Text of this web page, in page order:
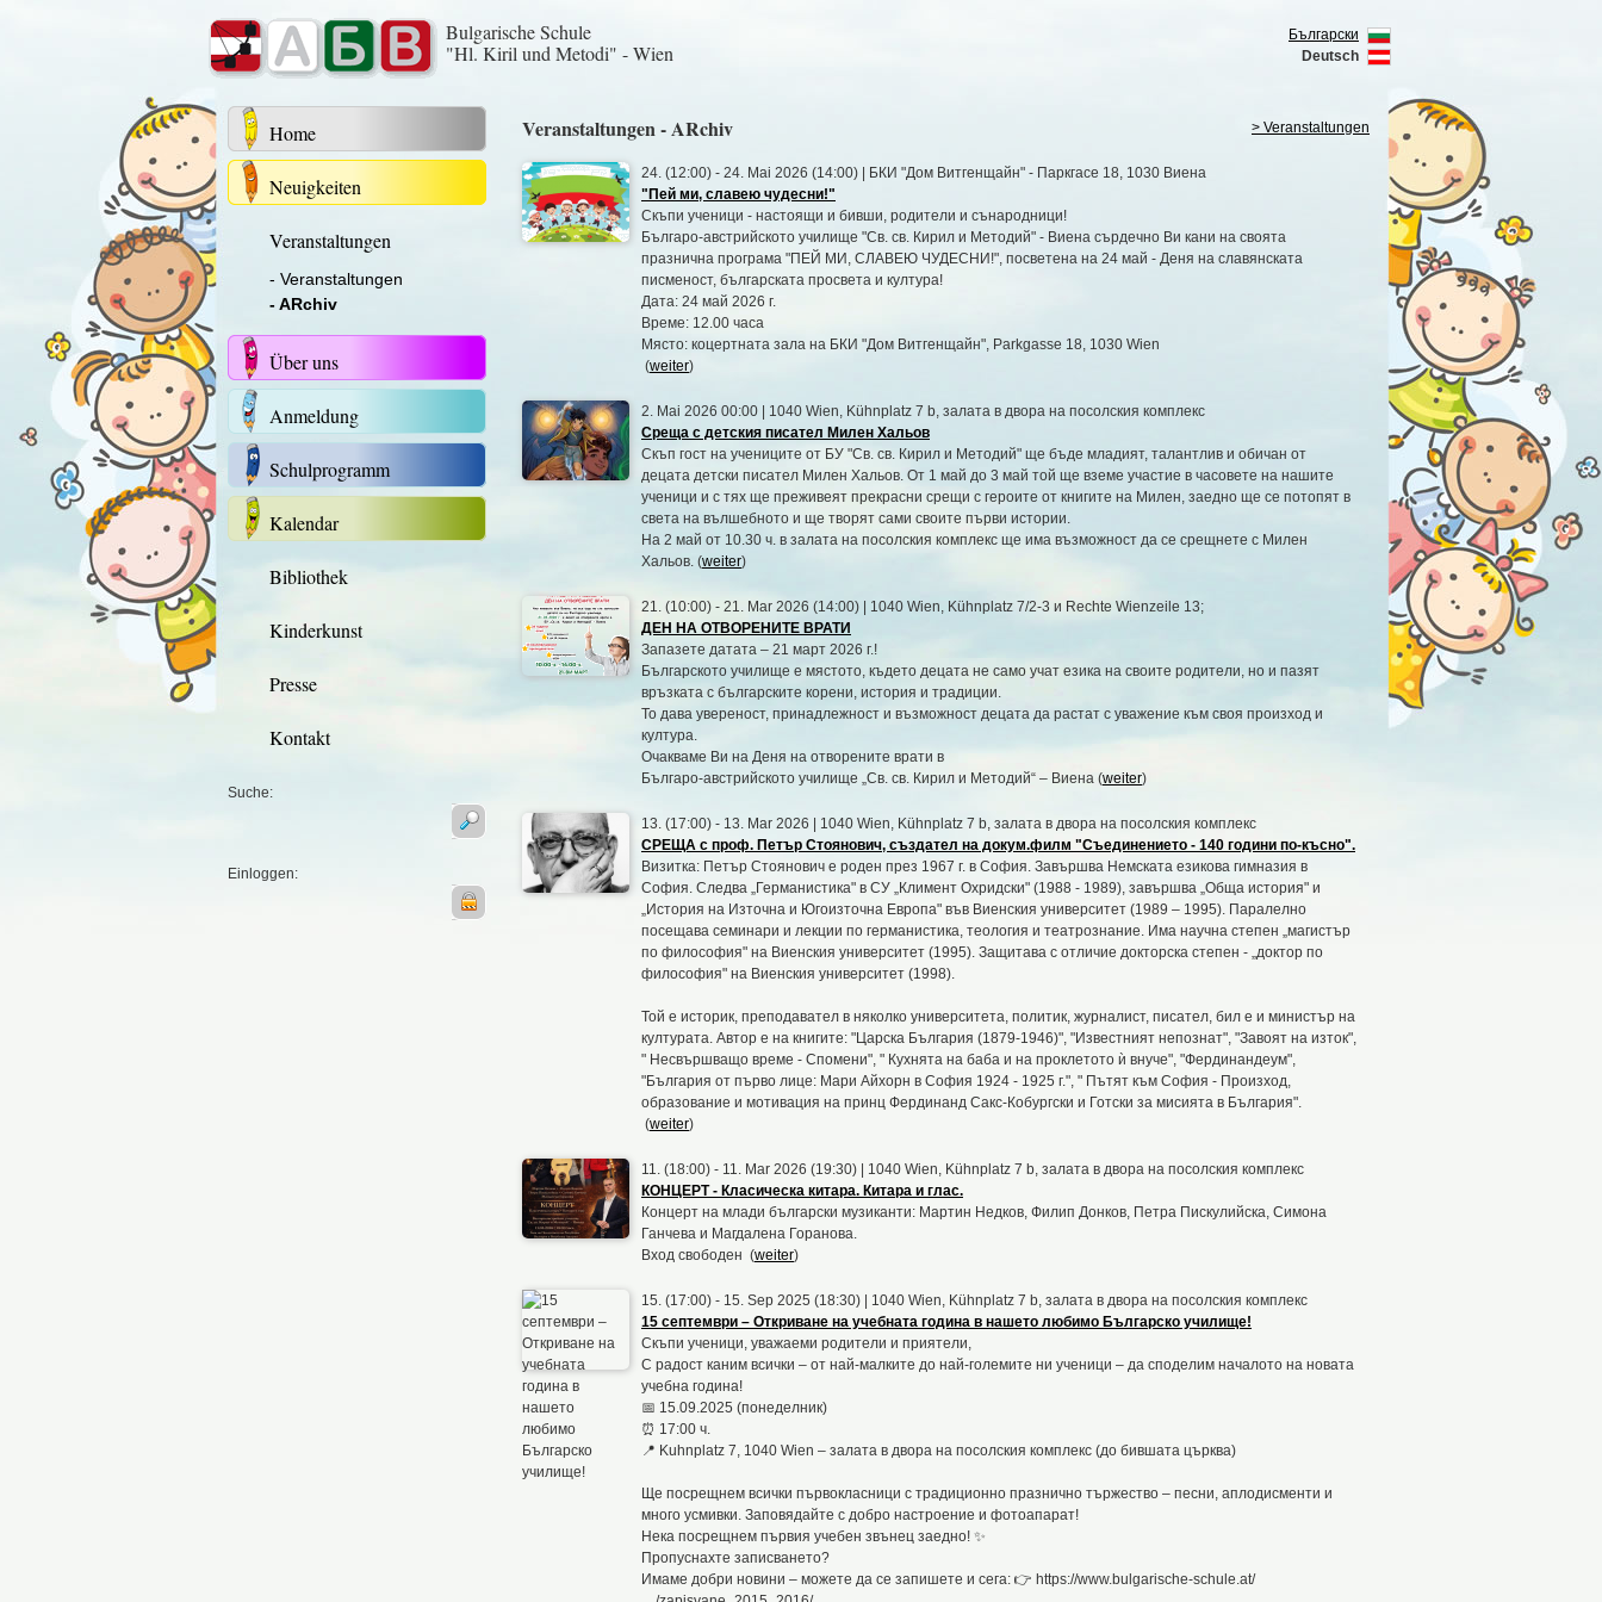
Bulgarische Schule
"Hl. Kiril und Metodi" - Wien
Български
Deutsch
Home
Neuigkeiten
Veranstaltungen
- Veranstaltungen
- ARchiv
Über uns
Anmeldung
Schulprogramm
Kalendar
Bibliothek
Kinderkunst
Presse
Kontakt
Suche:
Einloggen:
> Veranstaltungen
Veranstaltungen - ARchiv
24. (12:00) - 24. Mai 2026 (14:00) | БКИ "Дом Витгенщайн" - Паркгасе 18, 1030 Виена
"Пей ми, славею чудесни!"
Скъпи ученици - настоящи и бивши, родители и сънародници!
Българо-австрийското училище "Св. св. Кирил и Методий" - Виена сърдечно Ви кани на своята
празнична програма "ПЕЙ МИ, СЛАВЕЮ ЧУДЕСНИ!", посветена на 24 май - Деня на славянската
писменост, българската просвета и култура!
Дата: 24 май 2026 г.
Време: 12.00 часа
Място: коцертната зала на БКИ "Дом Витгенщайн", Parkgasse 18, 1030 Wien
(weiter)
2. Mai 2026 00:00 | 1040 Wien, Kühnplatz 7 b, залата в двора на посолския комплекс
Среща с детския писател Милен Хальов
Скъп гост на учениците от БУ "Св. св. Кирил и Методий" ще бъде младият, талантлив и обичан от
децата детски писател Милен Хальов. От 1 май до 3 май той ще вземе участие в часовете на нашите
ученици и с тях ще преживеят прекрасни срещи с героите от книгите на Милен, заедно ще се потопят в
света на вълшебното и ще творят сами своите първи истории.
На 2 май от 10.30 ч. в залата на посолския комплекс ще има възможност да се срещнете с Милен
Хальов. (weiter)
21. (10:00) - 21. Mar 2026 (14:00) | 1040 Wien, Kühnplatz 7/2-3 и Rechte Wienzeile 13;
ДЕН НА ОТВОРЕНИТЕ ВРАТИ
Запазете датата – 21 март 2026 г.!
Българското училище е мястото, където децата не само учат езика на своите родители, но и пазят
връзката с българските корени, история и традиции.
То дава увереност, принадлежност и възможност децата да растат с уважение към своя произход и
култура.
Очакваме Ви на Деня на отворените врати в
Българо-австрийското училище „Св. св. Кирил и Методий“ – Виена (weiter)
13. (17:00) - 13. Mar 2026 | 1040 Wien, Kühnplatz 7 b, залата в двора на посолския комплекс
СРЕЩА с проф. Петър Стоянович, създател на докум.филм "Съединението - 140 години по-късно".
Визитка: Петър Стоянович е роден през 1967 г. в София. Завършва Немската езикова гимназия в
София. Следва „Германистика" в СУ „Климент Охридски" (1988 - 1989), завършва „Обща история" и
„История на Източна и Югоизточна Европа" във Виенския университет (1989 – 1995). Паралелно
посещава семинари и лекции по германистика, теология и театрознание. Има научна степен „магистър
по философия" на Виенския университет (1995). Защитава с отличие докторска степен - „доктор по
философия" на Виенския университет (1998).
Той е историк, преподавател в няколко университета, политик, журналист, писател, бил е и министър на
културата. Автор е на книгите: "Царска България (1879-1946)", "Известният непознат", "Завоят на изток",
" Несвършващо време - Спомени", " Кухнята на баба и на проклетото ѝ внуче", "Фердинандеум",
"България от първо лице: Мари Айхорн в София 1924 - 1925 г.", " Пътят към София - Произход,
образование и мотивация на принц Фердинанд Сакс-Кобургски и Готски за мисията в България".
(weiter)
11. (18:00) - 11. Mar 2026 (19:30) | 1040 Wien, Kühnplatz 7 b, залата в двора на посолския комплекс
КОНЦЕРТ - Класическа китара. Китара и глас.
Концерт на млади български музиканти: Мартин Недков, Филип Донков, Петра Пискулийска, Симона
Ганчева и Магдалена Горанова.
Вход свободен (weiter)
15. (17:00) - 15. Sep 2025 (18:30) | 1040 Wien, Kühnplatz 7 b, залата в двора на посолския комплекс
15 септември – Откриване на учебната година в нашето любимо Българско училище!
Скъпи ученици, уважаеми родители и приятели,
С радост каним всички – от най-малките до най-големите ни ученици – да споделим началото на новата
учебна година!
📅 15.09.2025 (понеделник)
⏰ 17:00 ч.
📍 Kuhnplatz 7, 1040 Wien – залата в двора на посолския комплекс (до бившата църква)
Ще посрещнем всички първокласници с традиционно празнично тържество – песни, аплодисменти и
много усмивки. Заповядайте с добро настроение и фотоапарат!
Нека посрещнем първия учебен звънец заедно! ✨
Пропуснахте записването?
Имаме добри новини – можете да се запишете и сега: 👉 https://www.bulgarische-schule.at/